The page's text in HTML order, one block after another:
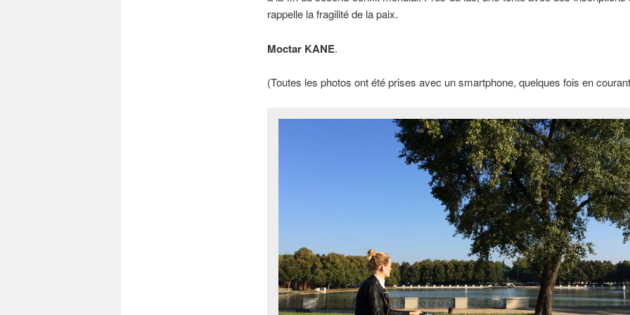
rappelle la fragilité de la paix.
Moctar KANE.
(Toutes les photos ont été prises avec un smartphone, quelques fois en